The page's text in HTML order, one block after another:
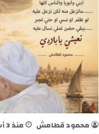
محمود قطامش منذ 3 أسابيع